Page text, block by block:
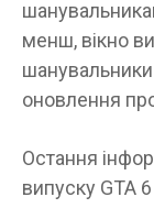
менш, вікно
оновлення
Остання
випуску GTA